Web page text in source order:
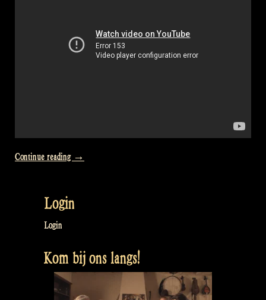
Continue reading “Video:
Rapalje
T-
shirt
→
Login
Login
Kom bij ons langs!